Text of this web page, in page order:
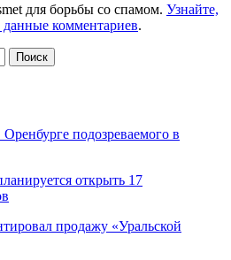
для борьбы со спамом. Узнайте,
комментариев.
подозреваемого в
открыть 17
продажу «Уральской